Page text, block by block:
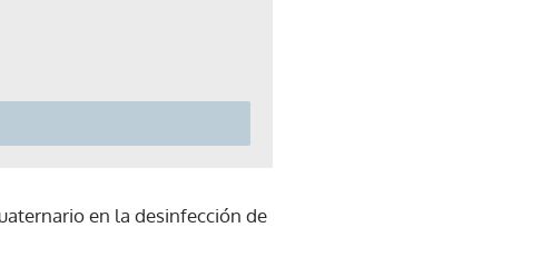
en la desinfección de